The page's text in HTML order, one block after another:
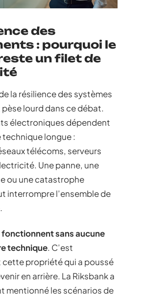
des
: pourquoi le
un filet de
la résilience des systèmes
lourd dans ce débat.
électroniques dépendent
technique longue :
télécoms, serveurs
Une panne, une
ou une catastrophe
interrompre l’ensemble de
fonctionnent sans aucune
technique. C’est
propriété qui a poussé
en arrière. La Riksbank a
mentionné les scénarios de